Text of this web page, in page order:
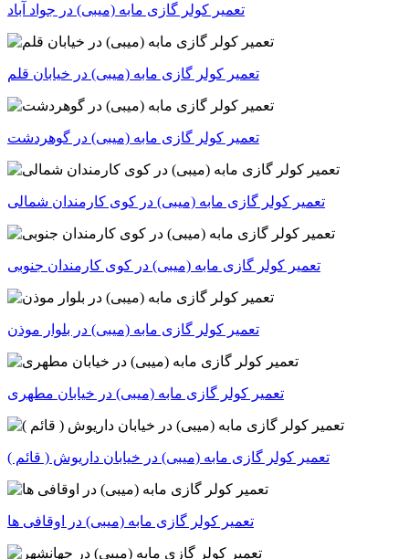
تعمیر کولر گازی مابه (میبی) در جواد آباد
تعمیر کولر گازی مابه (میبی) در خیابان قلم
تعمیر کولر گازی مابه (میبی) در گوهردشت
تعمیر کولر گازی مابه (میبی) در کوی کارمندان شمالی
تعمیر کولر گازی مابه (میبی) در کوی کارمندان جنوبی
تعمیر کولر گازی مابه (میبی) در بلوار موذن
تعمیر کولر گازی مابه (میبی) در خیابان مطهری
تعمیر کولر گازی مابه (میبی) در خیابان داریوش ( قائم )
تعمیر کولر گازی مابه (میبی) در اوقافی ها